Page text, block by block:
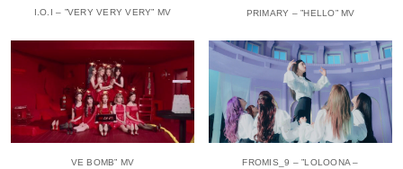
I.O.I – ”VERY VERY VERY” MV PRIMARY – ”HELLO” MV
VE BOMB” MV
FROMIS_9 – ”LOLOONA –